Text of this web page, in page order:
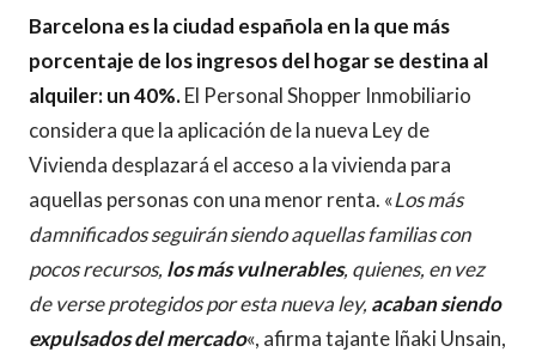
Barcelona es la ciudad española en la que más
porcentaje de los ingresos del hogar se destina al
alquiler: un 40%.El Personal Shopper Inmobiliario
considera que la aplicación de la nueva Ley de
Vivienda desplazará el acceso a la vivienda para
aquellas personas con una menor renta. «Los más
damnificados seguirán siendo aquellas familias con
pocos recursos, los más vulnerables, quienes, en vez
de verse protegidos por esta nueva ley, acaban siendo
expulsados del mercado«, afirma tajante Iñaki Unsain,